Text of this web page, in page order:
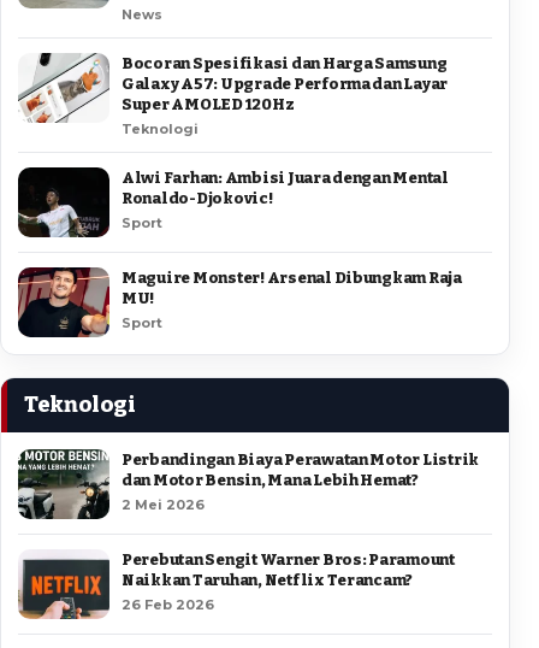
News
Bocoran Spesifikasi dan Harga Samsung
Galaxy A57: Upgrade Performa dan Layar
Super AMOLED 120Hz
Teknologi
Alwi Farhan: Ambisi Juara dengan Mental
Ronaldo-Djokovic!
Sport
Maguire Monster! Arsenal Dibungkam Raja
MU!
Sport
Teknologi
Perbandingan Biaya Perawatan Motor Listrik
dan Motor Bensin, Mana Lebih Hemat?
2 Mei 2026
Perebutan Sengit Warner Bros: Paramount
Naikkan Taruhan, Netflix Terancam?
26 Feb 2026